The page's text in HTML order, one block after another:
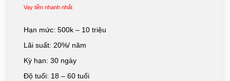
Vay tiền nhanh nhất
Hạn mức: 500k – 10 triệu
Lãi suất: 20%/ năm
Kỳ hạn: 30 ngày
Độ tuổi: 18 – 60 tuổi